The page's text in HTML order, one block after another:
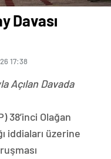
Davası
17:38
Açılan Davada
38’inci Olağan
iddiaları üzerine